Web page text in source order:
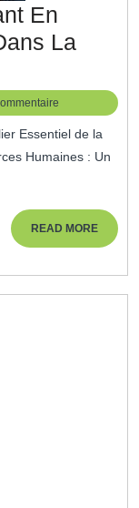
En
La
Humaines : Un
READ MOREREAD
MORE